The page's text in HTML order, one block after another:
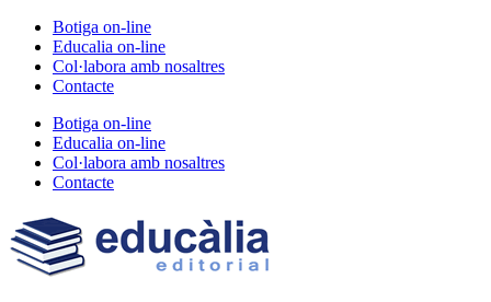
contingut
Botiga on-line
Educalia on-line
Col·labora amb nosaltres
Contacte
Botiga on-line
Educalia on-line
Col·labora amb nosaltres
Contacte